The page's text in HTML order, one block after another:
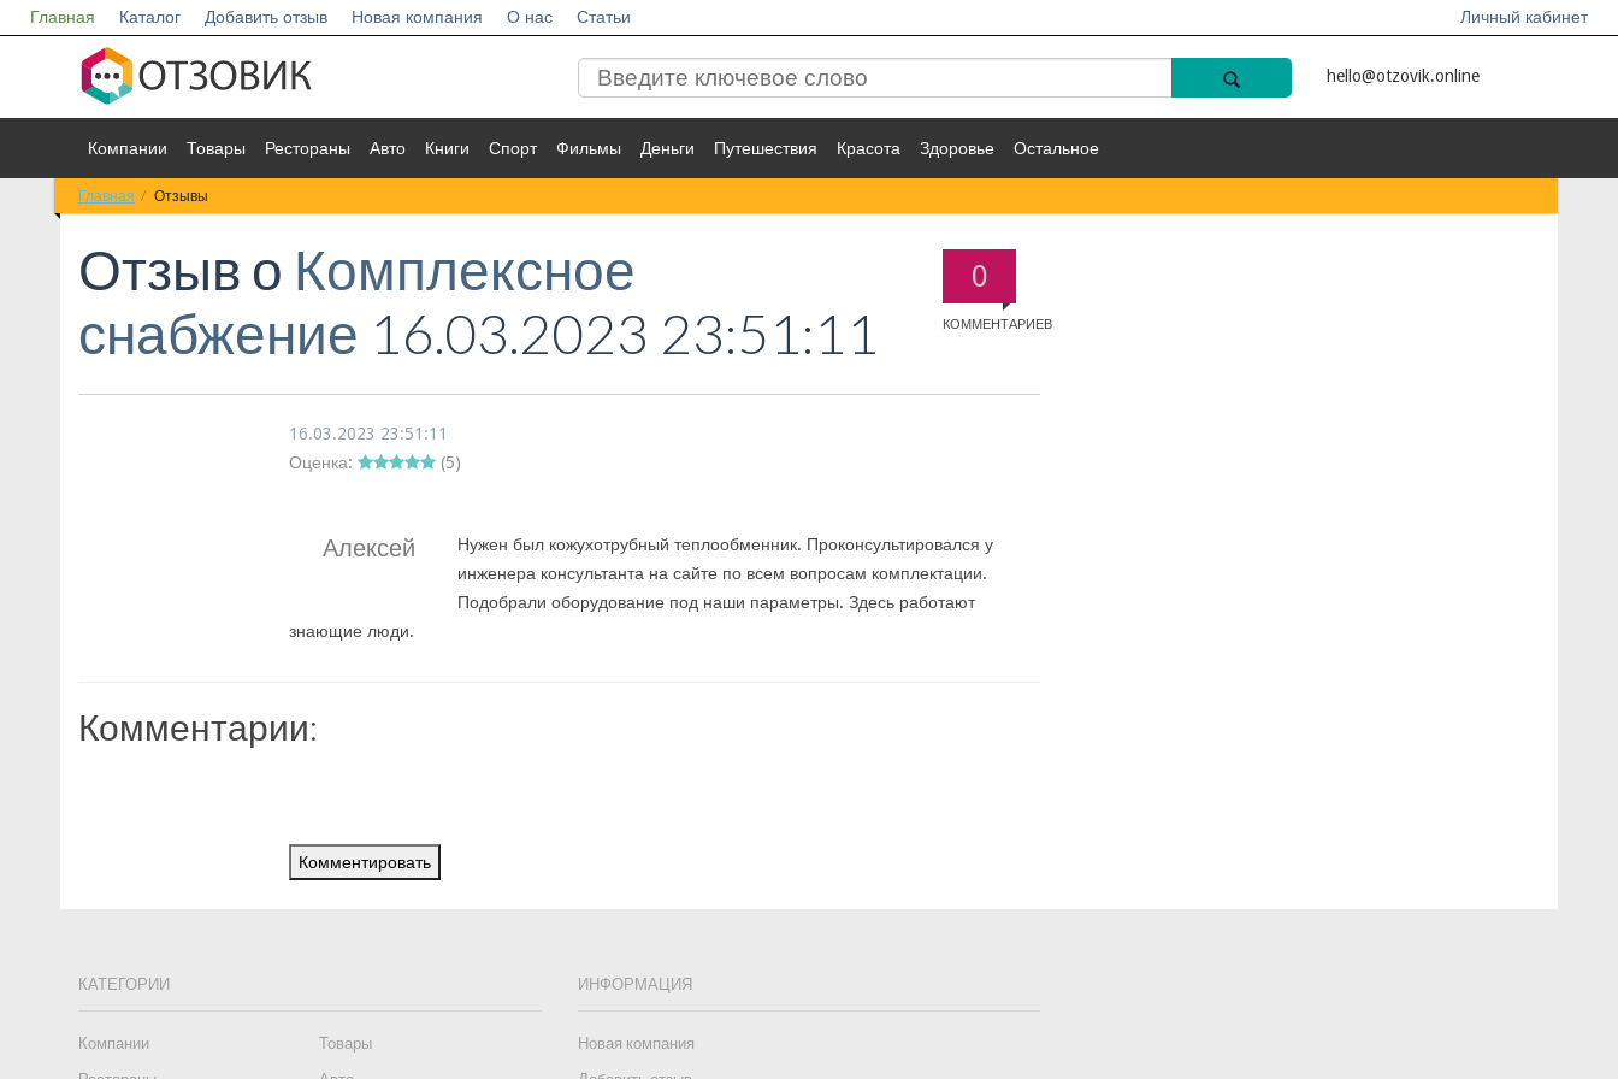
Главная Каталог Добавить отзыв Новая компания О нас Статьи Личный кабинет
hello@otzovik.online
Компании Товары Рестораны Авто Книги Спорт Фильмы Деньги Путешествия Красота Здоровье Остальное
Главная Отзывы
0
КОММЕНТАРИЕВ
Отзыв о Комплексное
снабжение 16.03.2023 23:51:11
16.03.2023 23:51:11
Оценка:
(5)
Алексей
Нужен был кожухотрубный теплообменник. Проконсультировался у
инженера консультанта на сайте по всем вопросам комплектации.
Подобрали оборудование под наши параметры. Здесь работают
знающие люди.
Комментарии:
Комментировать
КАТЕГОРИИ
Компании
Товары
ИНФОРМАЦИЯ
Новая компания